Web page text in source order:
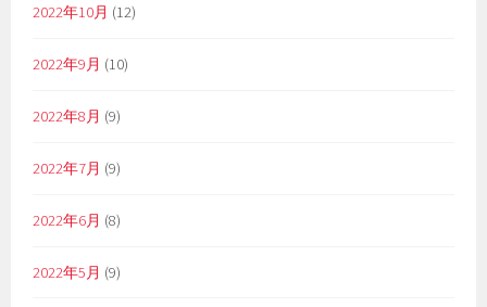
2022年10月 (12)
2022年9月 (10)
2022年8月 (9)
2022年7月 (9)
2022年6月 (8)
2022年5月 (9)